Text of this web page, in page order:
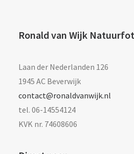
Ronald van Wijk
Laan der Nederlanden 126
1945 AC Beverwijk
contact@ronaldvanwijk.nl
tel. 06-14554124
KVK nr. 74608606